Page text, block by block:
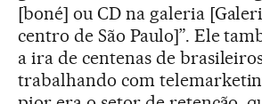
[boné] ou CD na galeria
centro de São Paulo]”. Ele
a ira de centenas de
trabalhando com